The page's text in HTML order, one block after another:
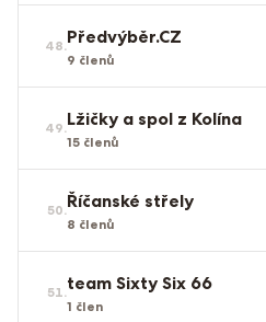
48.Předvýběr.CZ
9 členů
49.Lžičky a spol z Kolína
15 členů
50.Říčanské střely
8 členů
51.team Sixty Six 66
1 člen